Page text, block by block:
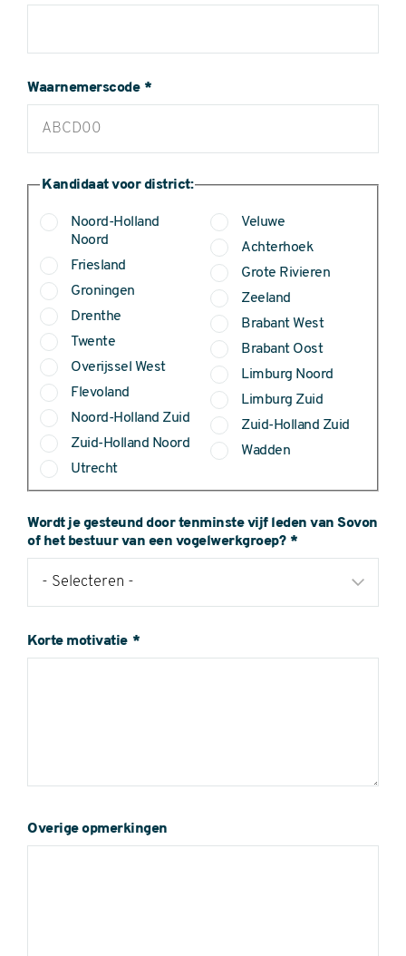
Waarnemerscode
Kandidaat voor district:
Noord-Holland
Noord
Friesland
Groningen
Drenthe
Twente
Overijssel West
Flevoland
Noord-Holland Zuid
Zuid-Holland Noord
Utrecht
Veluwe
Achterhoek
Grote Rivieren
Zeeland
Brabant West
Brabant Oost
Limburg Noord
Limburg Zuid
Zuid-Holland Zuid
Wadden
Wordt je gesteund door tenminste vijf leden van Sovon
of het bestuur van een vogelwerkgroep?
Korte motivatie
Overige opmerkingen